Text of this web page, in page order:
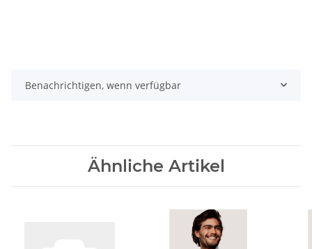
Benachrichtigen, wenn verfügbar
Ähnliche Artikel